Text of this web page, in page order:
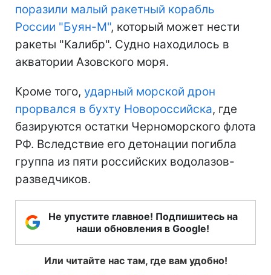
поразили малый ракетный корабль
России "Буян-М", который может нести
ракеты "Калибр". Судно находилось в
акватории Азовского моря.
Кроме того, ударный морской дрон
прорвался в бухту Новороссийска, где
базируются остатки Черноморского флота
РФ. Вследствие его детонации погибла
группа из пяти российских водолазов-
разведчиков.
Не упустите главное! Подпишитесь на
наши обновления в Google!
Или читайте нас там, где вам удобно!